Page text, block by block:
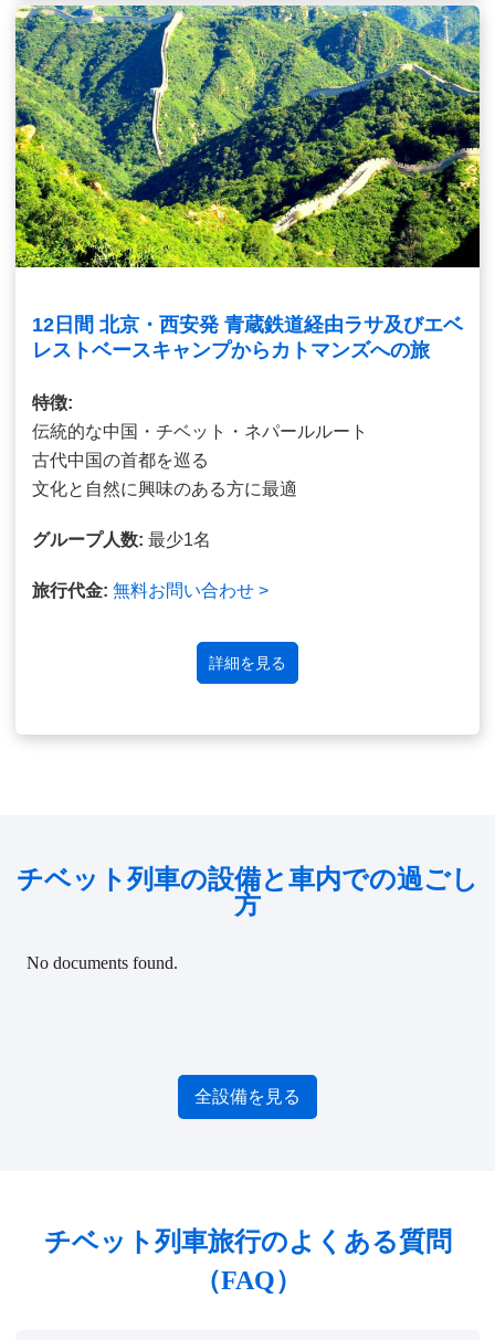
12日間 北京・西安発 青蔵鉄道経由ラサ及びエベ
レストベースキャンプからカトマンズへの旅
特徴:
伝統的な中国・チベット・ネパールルート
古代中国の首都を巡る
文化と自然に興味のある方に最適
グループ人数: 最少1名
旅行代金: 無料お問い合わせ >
詳細を見る
チベット列車の設備と車内での過ごし
方
No documents found.
全設備を見る
チベット列車旅行のよくある質問
（FAQ）